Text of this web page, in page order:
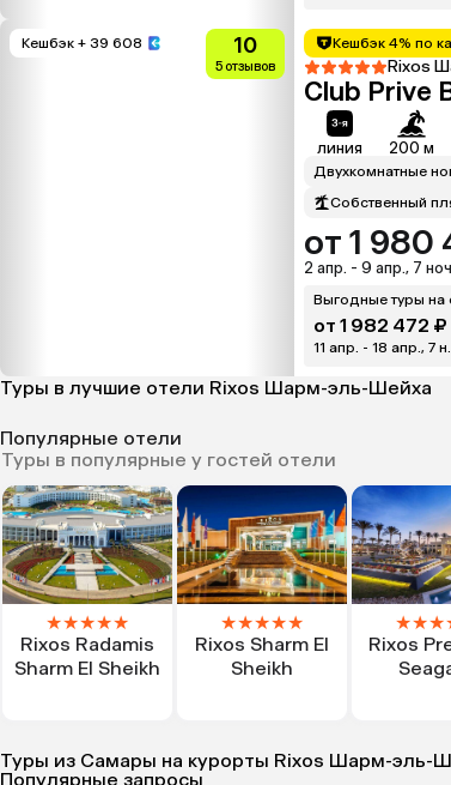
Кешбэк + 39 608 10
5 отзывов
Кешбэк 4% по
Rixos
Club Prive
линия 200 м
Двухкомнатные
Собственный
от 1 980
2 апр. - 9 апр., 7
Выгодные туры на
от 1 982 472 ₽
11 апр. - 18 апр., 7 н.
Туры в лучшие отели Rixos Шарм-эль-Шейха
Популярные отели
Туры в популярные у гостей отели
★★★★★
Rixos Radamis
Sharm El Sheikh
★★★★★
Rixos Sharm El
Sheikh
★★★
Rixos
Туры из Самары на курорты Rixos Шарм-эль-
Популярные запросы